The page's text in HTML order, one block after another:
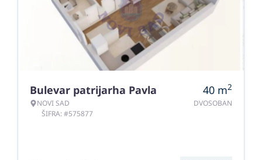
Bulevar patrijarha Pavla
NOVI SAD
ŠIFRA: #575877
40 m2
DVOSOBAN